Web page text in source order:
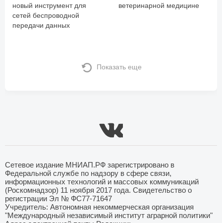
новый инструмент для
сетей беспроводной
передачи данных
ветеринарной медицине
Показать еще
Сетевое издание МНИАП.РФ зарегистрировано в
Федеральной службе по надзору в сфере связи,
информационных технологий и массовых коммуникаций
(Роскомнадзор) 11 ноября 2017 года. Свидетельство о
регистрации Эл № ФС77-71647
Учредитель: Автономная некоммерческая организация
"Международный независимый институт аграрной политики"